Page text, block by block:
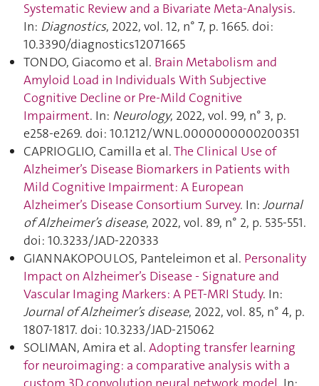
Systematic Review and a Bivariate Meta-Analysis.
In: Diagnostics, 2022, vol. 12, n° 7, p. 1665. doi:
10.3390/diagnostics12071665
TONDO, Giacomo et al. Brain Metabolism and
Amyloid Load in Individuals With Subjective
Cognitive Decline or Pre-Mild Cognitive
Impairment. In: Neurology, 2022, vol. 99, n° 3, p.
e258‑e269. doi: 10.1212/WNL.0000000000200351
CAPRIOGLIO, Camilla et al.The Clinical Use of
Alzheimer’s Disease Biomarkers in Patients with
Mild Cognitive Impairment: A European
Alzheimer’s Disease Consortium Survey. In: Journal
of Alzheimer’s disease, 2022, vol. 89, n° 2, p. 535‑551.
doi: 10.3233/JAD-220333
GIANNAKOPOULOS, Panteleimon et al. Personality
Impact on Alzheimer’s Disease - Signature and
Vascular Imaging Markers: A PET-MRI Study. In:
Journal of Alzheimer’s disease, 2022, vol. 85, n° 4, p.
1807‑1817. doi: 10.3233/JAD-215062
SOLIMAN, Amira et al. Adopting transfer learning
for neuroimaging: a comparative analysis with a